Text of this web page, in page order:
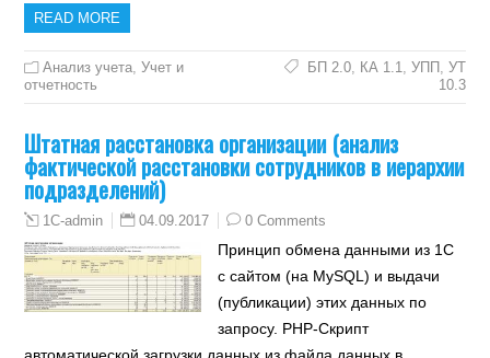
READ MORE
Анализ учета,Учет и
отчетность
БП 2.0, КА 1.1, УПП , УТ
10.3
Штатная расстановка организации (анализ
фактической расстановки сотрудников в иерархии
подразделений)
1C-admin 04.09.2017 0 Comments
Принцип обмена данными из 1С
с сайтом (на MySQL) и выдачи
(публикации) этих данных по
запросу. PHP-Скрипт